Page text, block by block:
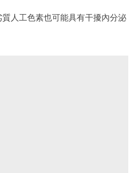
人工色素也可能具有干擾內分泌